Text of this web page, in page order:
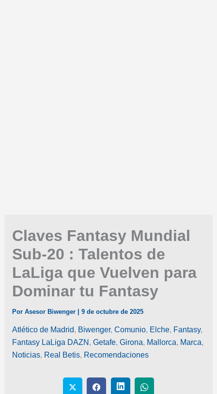
Claves Fantasy Mundial
Sub-20 : Talentos de
LaLiga que Vuelven para
Dominar tu Fantasy
Por Asesor Biwenger 9 de octubre de 2025
Atlético de Madrid, Biwenger, Comunio, Elche, Fantasy,
Fantasy LaLiga DAZN , Getafe, Girona, Mallorca, Marca,
Noticias, Real Betis, Recomendaciones